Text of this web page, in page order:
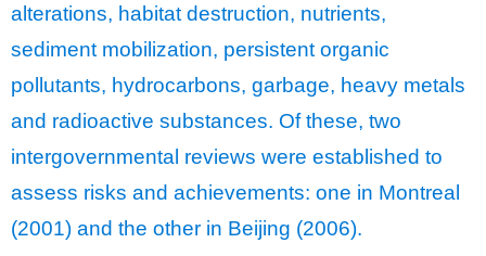
alterations, habitat destruction, nutrients,
sediment mobilization, persistent organic
pollutants, hydrocarbons, garbage, heavy metals
and radioactive substances. Of these, two
intergovernmental reviews were established to
assess risks and achievements: one in Montreal
(2001) and the other in Beijing (2006).